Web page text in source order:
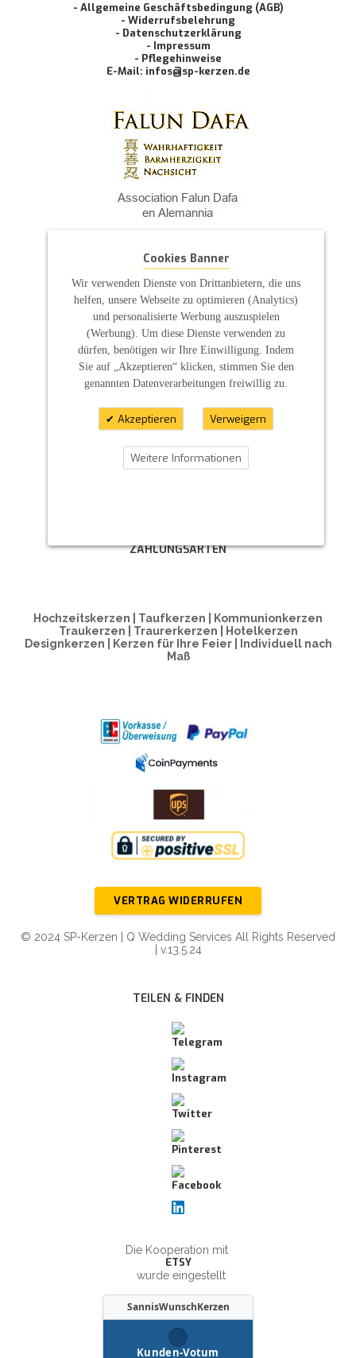
- Allgemeine Geschäftsbedingung (AGB)
- Widerrufsbelehrung
- Datenschutzerklärung
- Impressum
- Pflegehinweise
E-Mail: infos@sp-kerzen.de
ZAHLUNGSARTEN
Hochzeitskerzen | Taufkerzen | Kommunionkerzen
Traukerzen | Traurerkerzen | Hotelkerzen
Designkerzen | Kerzen für Ihre Feier | Individuell nach
Maß
VERTRAG WIDERRUFEN
© 2024 SP-Kerzen | Q Wedding Services All Rights Reserved
| v.13.5.24
TEILEN & FINDEN
Die Kooperation mit
ETSY
wurde eingestellt
SannisWunschKerzen
Kunden-Votum
Cookies Banner
Wir verwenden Dienste von Drittanbietern, die uns
helfen, unsere Webseite zu optimieren (Analytics)
und personalisierte Werbung auszuspielen
(Werbung). Um diese Dienste verwenden zu
dürfen, benötigen wir Ihre Einwilligung. Indem
Sie auf „Akzeptieren“ klicken, stimmen Sie den
genannten Datenverarbeitungen freiwillig zu.
Akzeptieren Verweigern
Weitere Informationen